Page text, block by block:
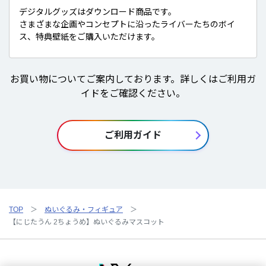
デジタルグッズはダウンロード商品です。
さまざまな企画やコンセプトに沿ったライバーたちのボイ
ス、特典壁紙をご購入いただけます。
お買い物についてご案内しております。詳しくはご利用ガ
イドをご確認ください。
ご利用ガイド
TOP
ぬいぐるみ・フィギュア
【にじたうん 2ちょうめ】ぬいぐるみマスコット